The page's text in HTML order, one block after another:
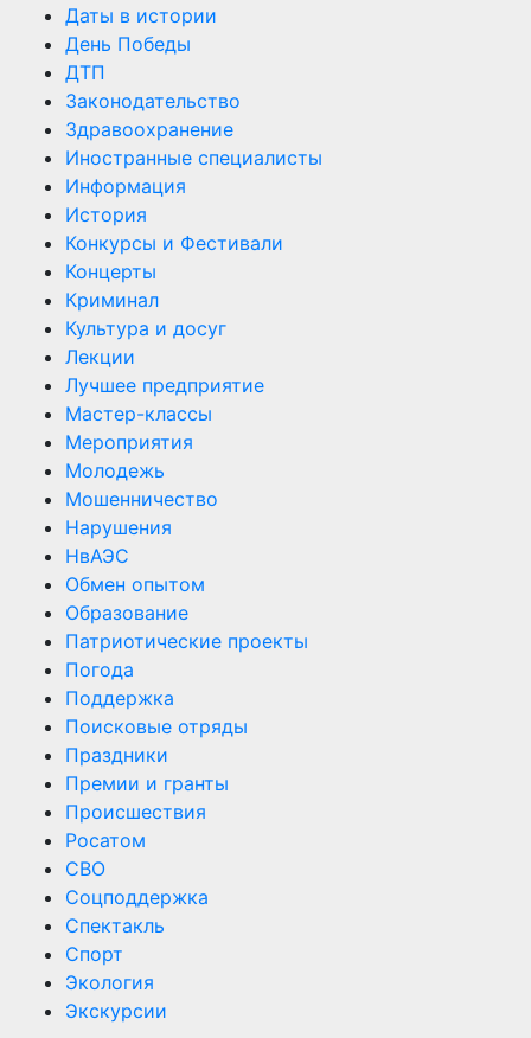
Даты в истории
День Победы
ДТП
Законодательство
Здравоохранение
Иностранные специалисты
Информация
История
Конкурсы и Фестивали
Концерты
Криминал
Культура и досуг
Лекции
Лучшее предприятие
Мастер-классы
Мероприятия
Молодежь
Мошенничество
Нарушения
НвАЭС
Обмен опытом
Образование
Патриотические проекты
Погода
Поддержка
Поисковые отряды
Праздники
Премии и гранты
Происшествия
Росатом
СВО
Соцподдержка
Спектакль
Спорт
Экология
Экскурсии